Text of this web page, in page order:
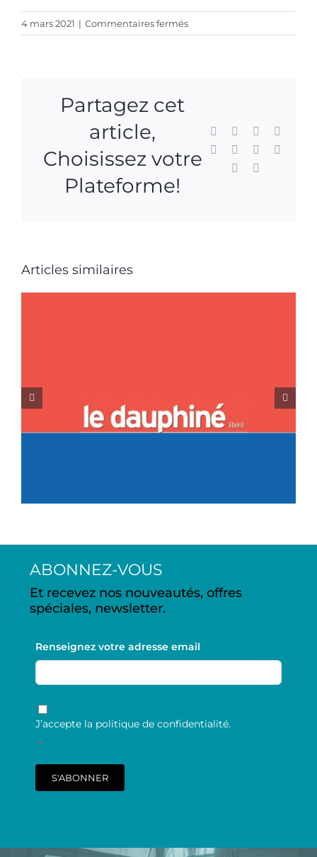
4 mars 2021 | Commentaires ferméssur
Santé
Mars-
Partagez cet
article,
Choisissez votre
Plateforme!
Facebook Reddit
WhatsApp
TumblrPinterest
Xing
Articles similaires
Sylvie Bertin, ex miss
France 1998 – 11
ABONNEZ-VOUS
Et recevez nos nouveautés, offres
spéciales, newsletter.
Renseignez votre adresse email
RGPD
J’accepte la politique de confidentialité.
*
S'ABONNER